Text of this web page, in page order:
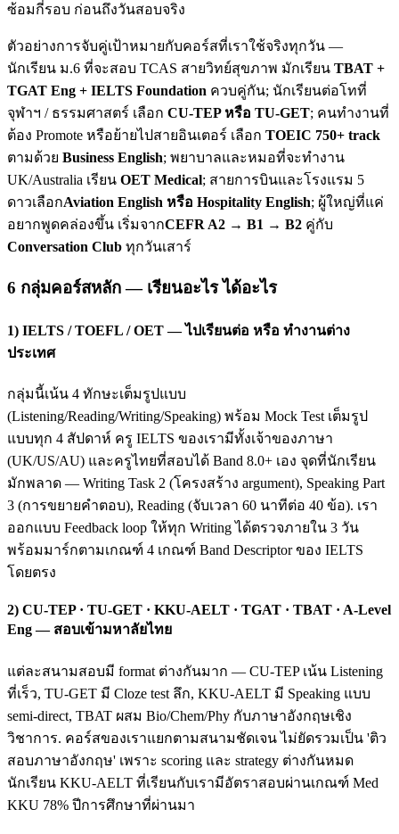
ซ้อมกี่รอบ ก่อนถึงวันสอบจริง
ตัวอย่างการจับคู่เป้าหมายกับคอร์สที่เราใช้จริงทุกวัน —
นักเรียน ม.6 ที่จะสอบ TCAS สายวิทย์สุขภาพ มักเรียน TBAT +
TGAT Eng + IELTS Foundation ควบคู่กัน; นักเรียนต่อโทที่
จุฬาฯ / ธรรมศาสตร์ เลือก CU-TEP หรือ TU-GET; คนทำงานที่
ต้อง Promote หรือย้ายไปสายอินเตอร์ เลือก TOEIC 750+ track
ตามด้วย Business English; พยาบาลและหมอที่จะทำงาน
UK/Australia เรียน OET Medical; สายการบินและโรงแรม 5
ดาวเลือกAviation English หรือ Hospitality English; ผู้ใหญ่ที่แค่
อยากพูดคล่องขึ้น เริ่มจากCEFR A2 → B1 → B2 คู่กับ
Conversation Club ทุกวันเสาร์
6 กลุ่มคอร์สหลัก — เรียนอะไร ได้อะไร
1) IELTS / TOEFL / OET — ไปเรียนต่อ หรือ ทำงานต่าง
ประเทศ
กลุ่มนี้เน้น 4 ทักษะเต็มรูปแบบ
(Listening/Reading/Writing/Speaking) พร้อม Mock Test เต็มรูป
แบบทุก 4 สัปดาห์ ครู IELTS ของเรามีทั้งเจ้าของภาษา
(UK/US/AU) และครูไทยที่สอบได้ Band 8.0+ เอง จุดที่นักเรียน
มักพลาด — Writing Task 2 (โครงสร้าง argument), Speaking Part
3 (การขยายคำตอบ), Reading (จับเวลา 60 นาทีต่อ 40 ข้อ). เรา
ออกแบบ Feedback loop ให้ทุก Writing ได้ตรวจภายใน 3 วัน
พร้อมมาร์กตามเกณฑ์ 4 เกณฑ์ Band Descriptor ของ IELTS
โดยตรง
2) CU-TEP · TU-GET · KKU-AELT · TGAT · TBAT · A-Level
Eng — สอบเข้ามหาลัยไทย
แต่ละสนามสอบมี format ต่างกันมาก — CU-TEP เน้น Listening
ที่เร็ว, TU-GET มี Cloze test ลึก, KKU-AELT มี Speaking แบบ
semi-direct, TBAT ผสม Bio/Chem/Phy กับภาษาอังกฤษเชิง
วิชาการ. คอร์สของเราแยกตามสนามชัดเจน ไม่ยัดรวมเป็น 'ติว
สอบภาษาอังกฤษ' เพราะ scoring และ strategy ต่างกันหมด
นักเรียน KKU-AELT ที่เรียนกับเรามีอัตราสอบผ่านเกณฑ์ Med
KKU 78% ปีการศึกษาที่ผ่านมา